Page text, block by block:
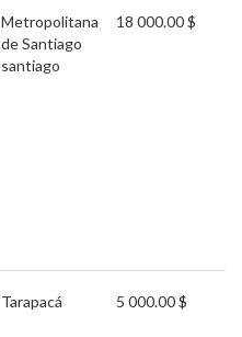
Metropolitana
de Santiago
santiago
18 000.00 $
Tarapacá 5 000.00 $